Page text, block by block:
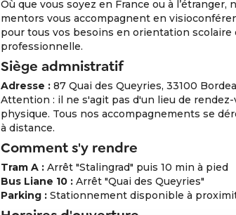
Où que vous soyez en France ou à l’étranger,
mentors vous accompagnent en
pour tous vos besoins en orientation scolaire
professionnelle.
Siège admnistratif
Adresse : 87 Quai des Queyries, 33100
Attention : il ne s'agit pas d'un lieu de rendez-
physique. Tous nos accompagnements se
à distance.
Comment s'y rendre
Tram A : Arrêt "Stalingrad" puis 10 min à pied
Bus Liane 10 : Arrêt "Quai des Queyries"
Parking : Stationnement disponible à